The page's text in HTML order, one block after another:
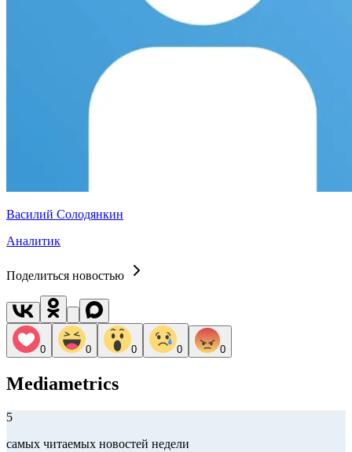
Василий Солодянкин
Аналитик
Поделиться новостью
0 0 0 0 0
Mediametrics
5
самых читаемых новостей недели